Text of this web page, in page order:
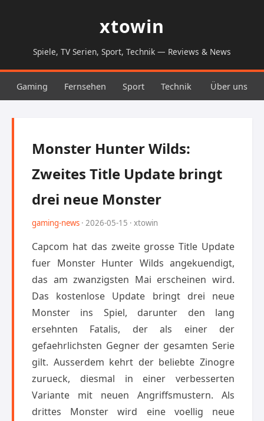
xtowin
Spiele, TV Serien, Sport, Technik — Reviews & News
Gaming Fernsehen Sport Technik Über uns
Monster Hunter Wilds:
Zweites Title Update bringt
drei neue Monster
gaming-news · 2026-05-15 · xtowin
Capcom hat das zweite grosse Title Update
fuer Monster Hunter Wilds angekuendigt,
das am zwanzigsten Mai erscheinen wird.
Das kostenlose Update bringt drei neue
Monster ins Spiel, darunter den lang
ersehnten Fatalis, der als einer der
gefaehrlichsten Gegner der gesamten Serie
gilt. Ausserdem kehrt der beliebte Zinogre
zurueck, diesmal in einer verbesserten
Variante mit neuen Angriffsmustern. Als
drittes Monster wird eine voellig neue